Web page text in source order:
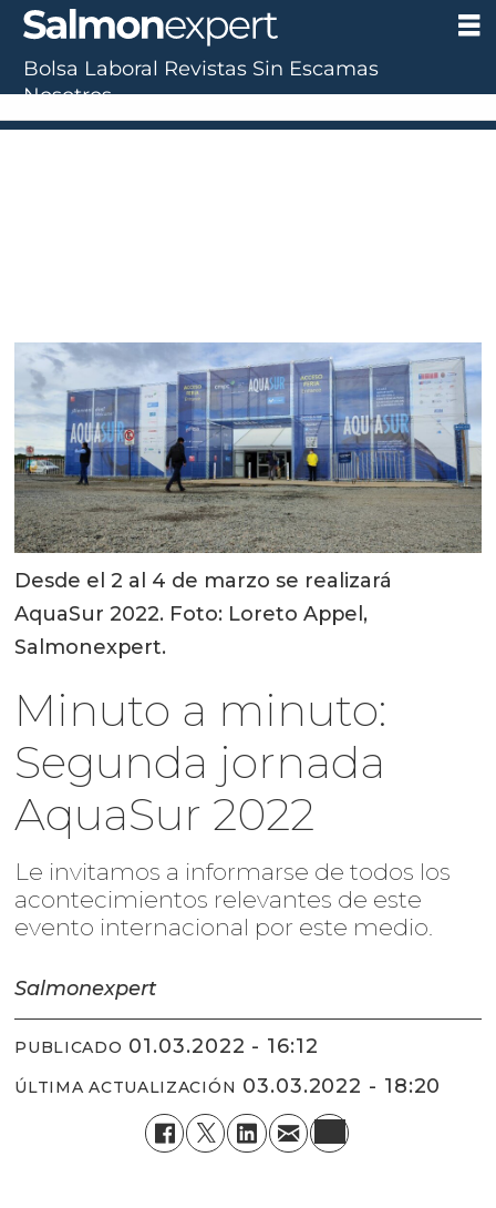
Desde el 2 al 4 de marzo se realizará
AquaSur 2022. Foto: Loreto Appel,
Salmonexpert.
Minuto a minuto:
Segunda jornada
AquaSur 2022
Le invitamos a informarse de todos los
acontecimientos relevantes de este
evento internacional por este medio.
Salmonexpert
PUBLICADO 01.03.2022 - 16:12
ÚLTIMA ACTUALIZACIÓN 03.03.2022 - 18:20
Bolsa Laboral Revistas Sin Escamas
Nosotros